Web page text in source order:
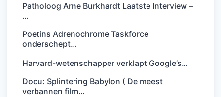
Patholoog Arne Burkhardt Laatste Interview –
…
Poetins Adrenochrome Taskforce
onderschept…
Harvard-wetenschapper verklapt Google’s…
Docu: Splintering Babylon ( De meest
verbannen film…